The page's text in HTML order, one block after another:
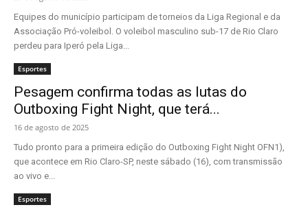
Equipes do município participam de torneios da Liga Regional e da
Associação Pró-voleibol. O voleibol masculino sub-17 de Rio Claro
perdeu para Iperó pela Liga...
Esportes
Pesagem confirma todas as lutas do
Outboxing Fight Night, que terá...
16 de agosto de 2025
Tudo pronto para a primeira edição do Outboxing Fight Night OFN1),
que acontece em Rio Claro-SP, neste sábado (16), com transmissão
ao vivo e...
Esportes